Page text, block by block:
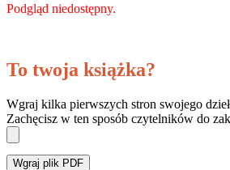
Podgląd niedostępny.
To twoja książka?
Wgraj kilka pierwszych stron swojego
Zachęcisz w ten sposób czytelników do
Wgraj plik PDF